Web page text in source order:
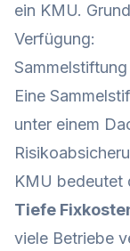
ein KMU.
Verfügung:
Eine
unter einem
KMU bedeutet
Tiefe
viele Betriebe